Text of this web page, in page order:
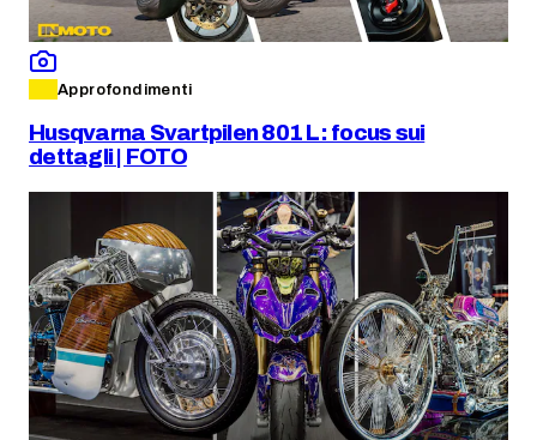
Approfondimenti
Husqvarna Svartpilen 801 L: focus sui
dettagli | FOTO